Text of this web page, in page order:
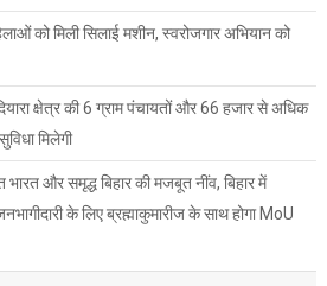
को मिली सिलाई मशीन, स्वरोजगार अभियान को
क्षेत्र की 6 ग्राम पंचायतों और 66 हजार से अधिक
मिलेगी
और समृद्ध बिहार की मजबूत नींव, बिहार में
के लिए ब्रह्माकुमारीज के साथ होगा MoU